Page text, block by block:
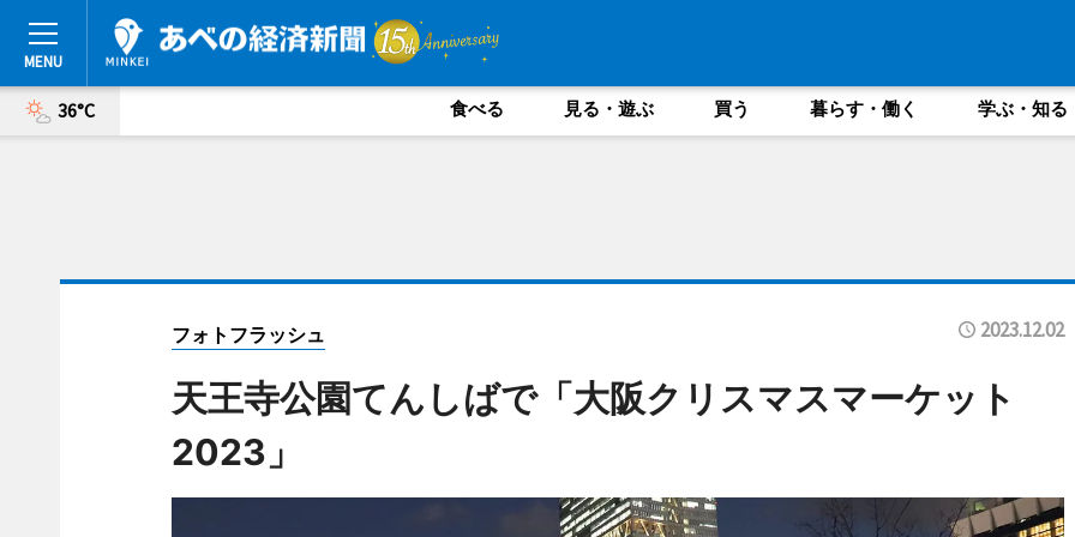
36°C 食べる 見る・遊ぶ 買う 暮らす・働く 学ぶ・知る
フォトフラッシュ 2023.12.02
天王寺公園てんしばで「大阪クリスマスマーケット
2023」